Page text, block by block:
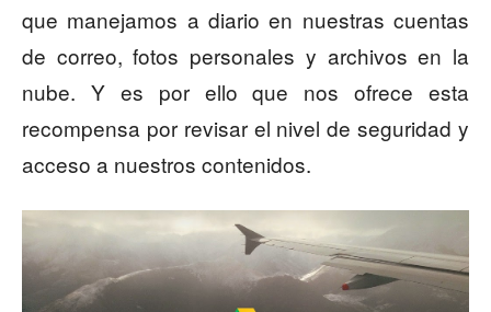
que manejamos a diario en nuestras cuentas
de correo, fotos personales y archivos en la
nube. Y es por ello que nos ofrece esta
recompensa por revisar el nivel de seguridad y
acceso a nuestros contenidos.